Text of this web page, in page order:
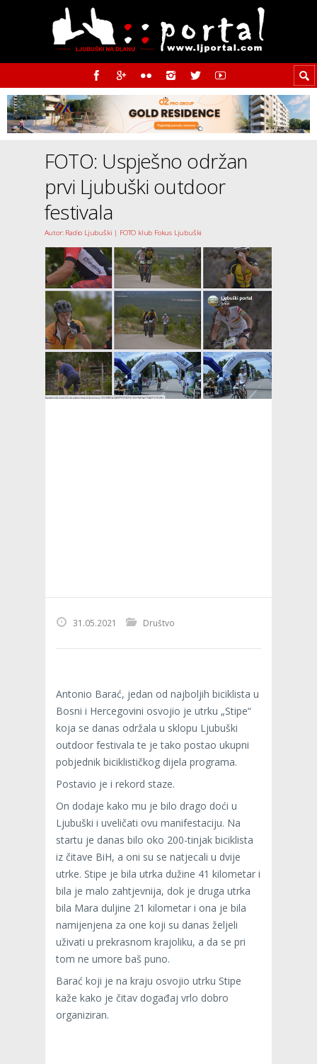
FOTO: Uspješno održan
prvi Ljubuški outdoor
festivala
Autor: Radio Ljubuški | FOTO klub Fokus Ljubuški
31.05.2021 Društvo
Antonio Barać, jedan od najboljih biciklista u
Bosni i Hercegovini osvojio je utrku „Stipe“
koja se danas održala u sklopu Ljubuški
outdoor festivala te je tako postao ukupni
pobjednik biciklističkog dijela programa.
Postavio je i rekord staze.
On dodaje kako mu je bilo drago doći u
Ljubuški i uveličati ovu manifestaciju. Na
startu je danas bilo oko 200-tinjak biciklista
iz čitave BiH, a oni su se natjecali u dvije
utrke. Stipe je bila utrka dužine 41 kilometar i
bila je malo zahtjevnija, dok je druga utrka
bila Mara duljine 21 kilometar i ona je bila
namijenjena za one koji su danas željeli
uživati u prekrasnom krajoliku, a da se pri
tom ne umore baš puno.
Barać koji je na kraju osvojio utrku Stipe
kaže kako je čitav događaj vrlo dobro
organiziran.